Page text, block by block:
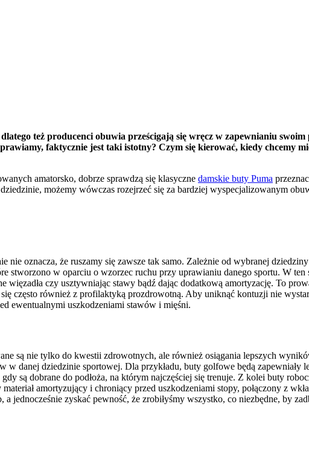
też producenci obuwia prześcigają się wręcz w zapewnianiu
faktycznie jest taki istotny? Czym się kierować, kiedy chcemy
amatorsko, dobrze sprawdzą się klasyczne damskie buty Puma
możemy wówczas rozejrzeć się za bardziej wyspecjalizowanym
nie oznacza, że ruszamy się zawsze tak samo. Zależnie od wybranej
stworzono w oparciu o wzorzec ruchu przy uprawianiu danego sportu. W
więzadła czy usztywniając stawy bądź dając dodatkową amortyzację. To
często również z profilaktyką prozdrowotną. Aby uniknąć kontuzji nie
ewentualnymi uszkodzeniami stawów i mięśni.
są nie tylko do kwestii zdrowotnych, ale również osiągania lepszych
w danej dziedzinie sportowej. Dla przykładu, buty golfowe będą zapewniały
są dobrane do podłoża, na którym najczęściej się trenuje. Z kolei buty
materiał amortyzujący i chroniący przed uszkodzeniami stopy, połączony z
jednocześnie zyskać pewność, że zrobiłyśmy wszystko, co niezbędne, by